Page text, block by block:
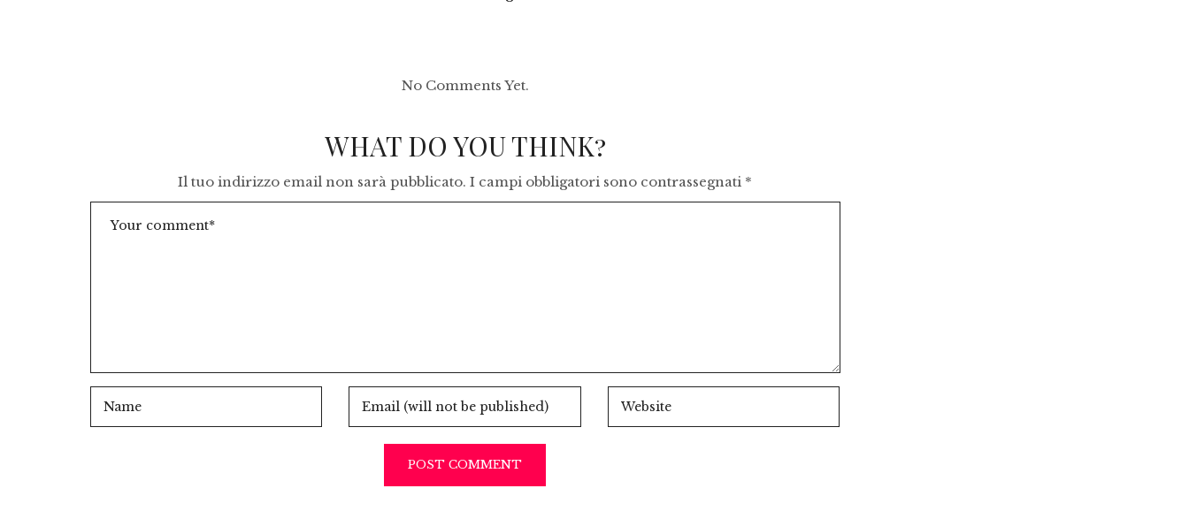
No Comments Yet.
WHAT DO YOU THINK?
Il tuo indirizzo email non sarà pubblicato. I campi obbligatori sono contrassegnati *